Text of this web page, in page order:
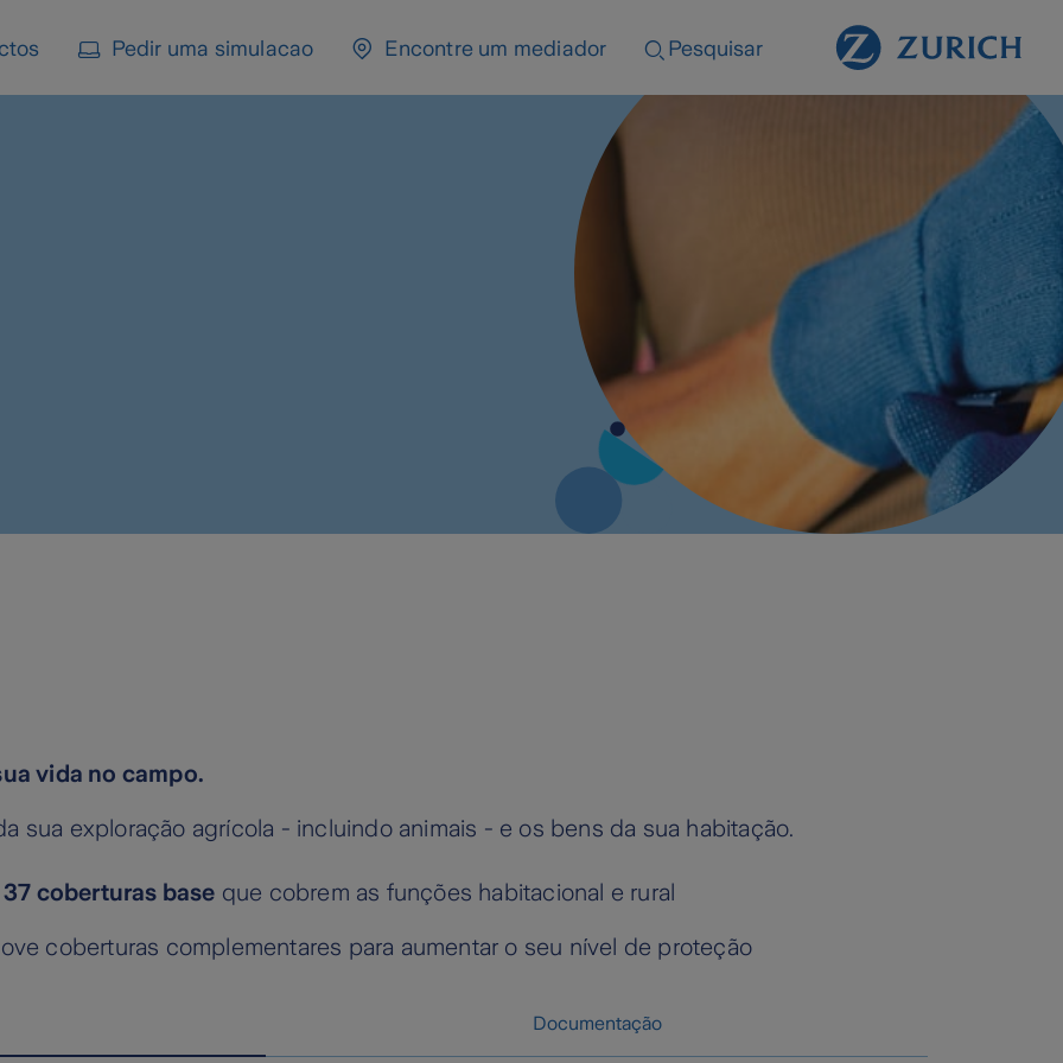
Pedir uma simulacao Encontre um mediador Pesquisar
vida no campo.
sua exploração agrícola - incluindo animais - e os bens da sua habitação.
coberturas base que cobrem as funções habitacional e rural
coberturas complementares para aumentar o seu nível de proteção
Documentação